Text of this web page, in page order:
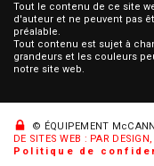
Tout le contenu de ce site
d'auteur et ne peuvent pas
préalable.
Tout contenu est sujet à
grandeurs et les couleurs
notre site web.
© ÉQUIPEMENT
DE SITES WEB : PAR
Politique de